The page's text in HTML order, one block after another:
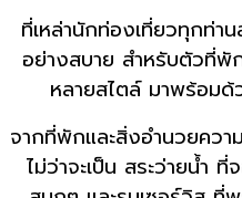
ที่เหล่านักท่องเที่ยวทุกท่า
อย่างสบาย สำหรับตัวที่
หลายสไตล์ มาพร้อมด้
จากที่พักและสิ่งอำนวยควา
ไม่ว่าจะเป็น สระว่ายน้ำ